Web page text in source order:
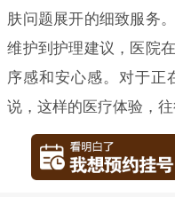
肤问题展开的细致服务
维护到护理建议，医院
序感和安心感。对于正
说，这样的医疗体验，